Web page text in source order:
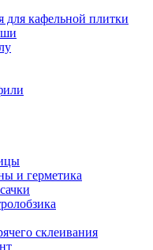
для кафельной плитки
и герметика
склеивания